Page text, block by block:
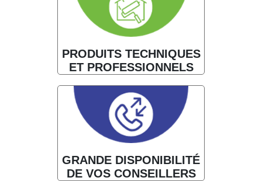
PRODUITS TECHNIQUES
ET PROFESSIONNELS
GRANDE DISPONIBILITÉ
DE VOS CONSEILLERS